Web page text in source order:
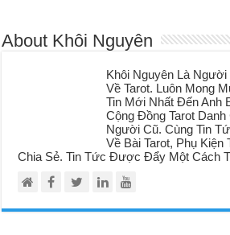
About Khôi Nguyên
Khôi Nguyên Là
Về Tarot. Luôn Mong
Tin Mới Nhất Đến Anh
Cộng Đồng Tarot
Người Cũ. Cùng Tin
Về Bài Tarot, Phụ
Chia Sẻ. Tin Tức Được Đẩy Một Cách